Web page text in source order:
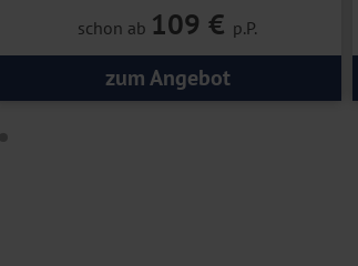
schon ab 109 € p.P.
zum Angebot